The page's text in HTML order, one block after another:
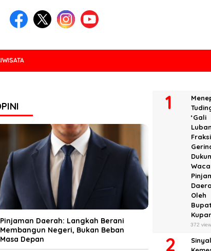
‘Gali
Fraksi
Oleh
372
Pinjaman Daerah: Langkah Berani
Membangun Negeri, Bukan Beban
Masa Depan